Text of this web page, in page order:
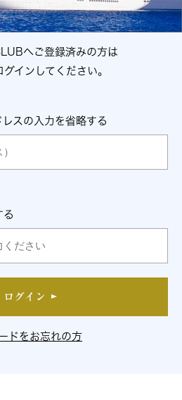
へご登録済みの方は
インしてください。
スの入力を省略する
る
ログイン
ドをお忘れの方